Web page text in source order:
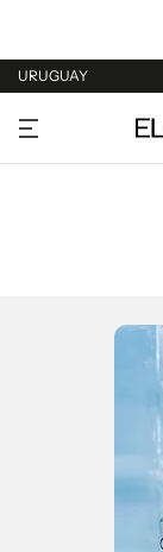
URUGUAY
URUGUAY
ARGENTINA